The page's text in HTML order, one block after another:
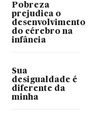
Pobreza
prejudica o
desenvolvimento
do cérebro na
infância
Sua
desigualdade é
diferente da
minha